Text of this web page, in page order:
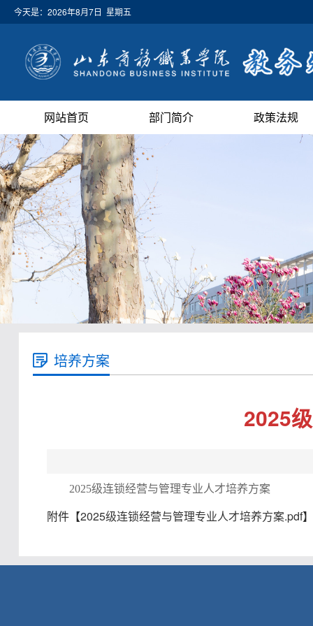
今天是： 2026年8月7日 星期五
网站首页 部门简介 政策法规
培养方案
2025
2025级连锁经营与管理专业人才培养方案
附件【2025级连锁经营与管理专业人才培养方案.pdf